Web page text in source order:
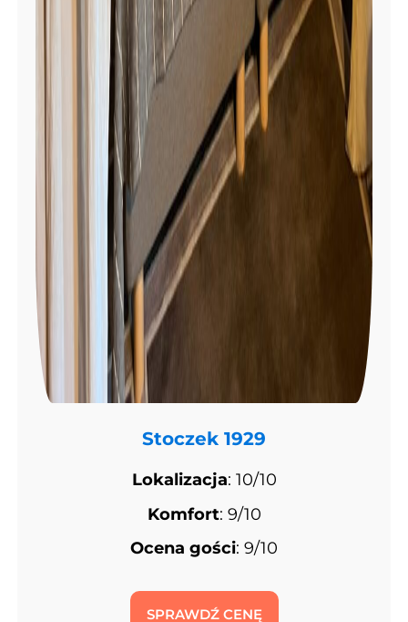
Stoczek 1929
Lokalizacja: 10/10
Komfort: 9/10
Ocena gości: 9/10
SPRAWDŹ CENĘ